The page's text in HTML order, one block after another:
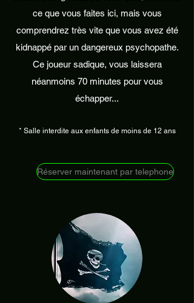
ce que vous faites ici, mais vous
comprendrez très vite que vous avez été
kidnappé par un dangereux psychopathe.
Ce joueur sadique, vous laissera
néanmoins 70 minutes pour vous
échapper...
* Salle interditeaux enfants de moins de 12 ans
Réserver maintenant par telephone